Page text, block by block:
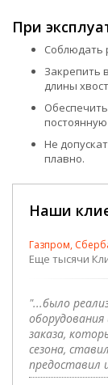
При
Соблюдать
Закрепить
длины
Не
плавно.
Наши
Газпром,
Еще тысячи
"...было
заказа,
сезона,
предоставил